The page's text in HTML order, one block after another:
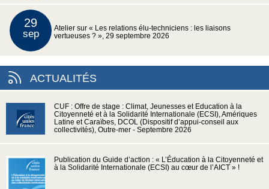
29
sep
Atelier sur « Les relations élu-techniciens : les liaisons
vertueuses ? », 29 septembre 2026
ACTUALITÉS
CUF : Offre de stage : Climat, Jeunesses et Education à la
Citoyenneté et à la Solidarité Internationale (ECSI), Amériques
Latine et Caraïbes, DCOL (Dispositif d’appui-conseil aux
collectivités), Outre-mer - Septembre 2026
Publication du Guide d’action : « L’Éducation à la Citoyenneté et
à la Solidarité Internationale (ECSI) au cœur de l’AICT » !